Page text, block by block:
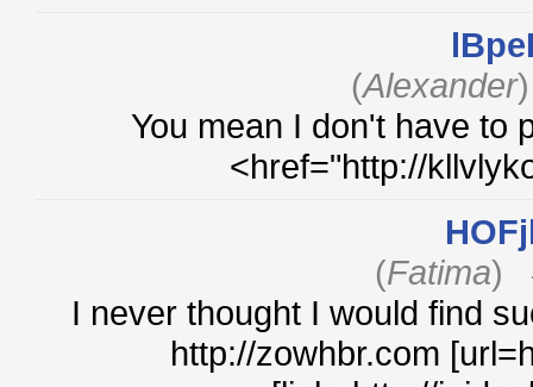
)
You mean I don't have
href="http://
Fatima
)
I never thought I would find
http://zowhbr.com